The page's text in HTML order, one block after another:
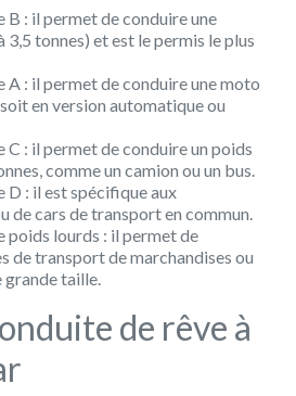
B : il permet de conduire une
3,5 tonnes) et est le permis le plus
A : il permet de conduire une moto
en version automatique ou
C : il permet de conduire un poids
comme un camion ou un bus.
D : il est spécifique aux
de cars de transport en commun.
poids lourds : il permet de
de transport de marchandises ou
taille.
de rêve à